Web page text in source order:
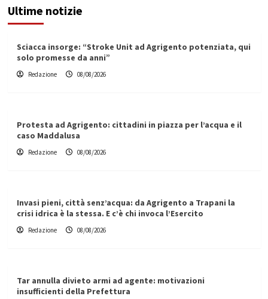
Ultime notizie
Sciacca insorge: “Stroke Unit ad Agrigento potenziata, qui
solo promesse da anni”
Redazione 08/08/2026
Protesta ad Agrigento: cittadini in piazza per l’acqua e il
caso Maddalusa
Redazione 08/08/2026
Invasi pieni, città senz’acqua: da Agrigento a Trapani la
crisi idrica è la stessa. E c’è chi invoca l’Esercito
Redazione 08/08/2026
Tar annulla divieto armi ad agente: motivazioni
insufficienti della Prefettura